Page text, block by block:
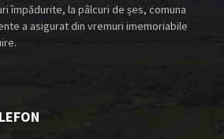
împădurite, la pâlcuri de șes, comuna
a asigurat din vremuri imemoriabile